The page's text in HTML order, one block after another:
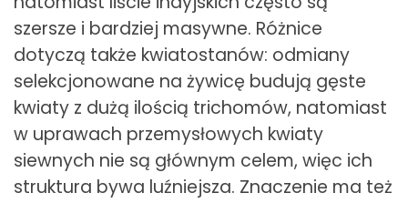
szersze i bardziej masywne. Różnice
dotyczą także kwiatostanów: odmiany
selekcjonowane na żywicę budują gęste
kwiaty z dużą ilością trichomów, natomiast
w uprawach przemysłowych kwiaty
siewnych nie są głównym celem, więc ich
struktura bywa luźniejsza. Znaczenie ma też